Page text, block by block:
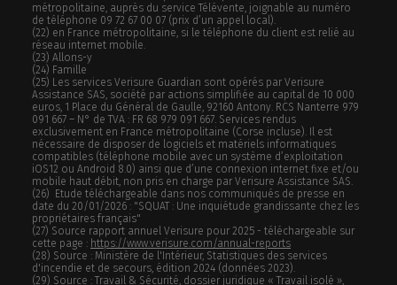
métropolitaine, auprès du service Télévente, joignable au numéro
de téléphone 09 72 67 00 07 (prix d’un appel local).
(22) en France métropolitaine, si le téléphone du client est relié au
réseau internet mobile.
(23) Allons-y
(24) Famille
(25) Les services Verisure Guardian sont opérés par Verisure
Assistance SAS, société par actions simplifiée au capital de 10 000
euros, 1 Place du Général de Gaulle, 92160 Antony. RCS Nanterre 979
091 667 – N° de TVA : FR 68 979 091 667. Services rendus
exclusivement en France métropolitaine (Corse incluse). Il est
nécessaire de disposer de logiciels et matériels informatiques
compatibles (téléphone mobile avec un système d’exploitation
iOS12 ou Android 8.0) ainsi que d’une connexion internet fixe et/ou
mobile haut débit, non pris en charge par Verisure Assistance SAS.
(26) Etude téléchargeable dans nos communiqués de presse en
date du 20/01/2026 : "SQUAT : Une inquiétude grandissante chez les
propriétaires français"
(27) Source rapport annuel Verisure pour 2025 - téléchargeable sur
cette page : https://www.verisure.com/annual-reports
(28) Source : Ministère de l'Intérieur, Statistiques des services
d'incendie et de secours, édition 2024 (données 2023).
(29) Source : Travail & Sécurité, dossier juridique « Travail isolé »,